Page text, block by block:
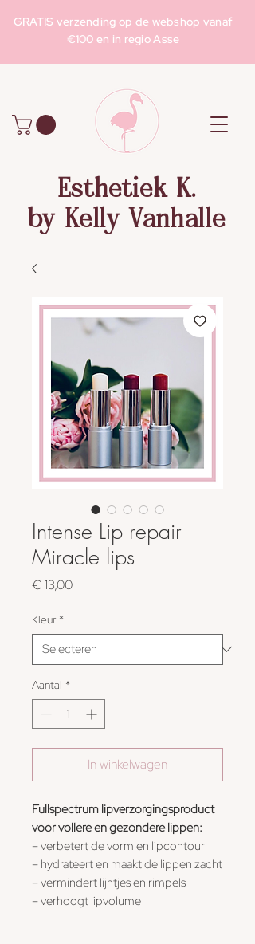
GRATIS verzending op de webshop vanaf
€100 en in regio Asse
Esthetiek K.
by Kelly Vanhalle
Intense Lip repair
Miracle lips
€ 13,00Prijs
Kleur *
Aantal *
In winkelwagen
Fullspectrum lipverzorgingsproduct
voor vollere en gezondere lippen:
– verbetert de vorm en lipcontour
– hydrateert en maakt de lippen zacht
– vermindert lijntjes en rimpels
– verhoogt lipvolume